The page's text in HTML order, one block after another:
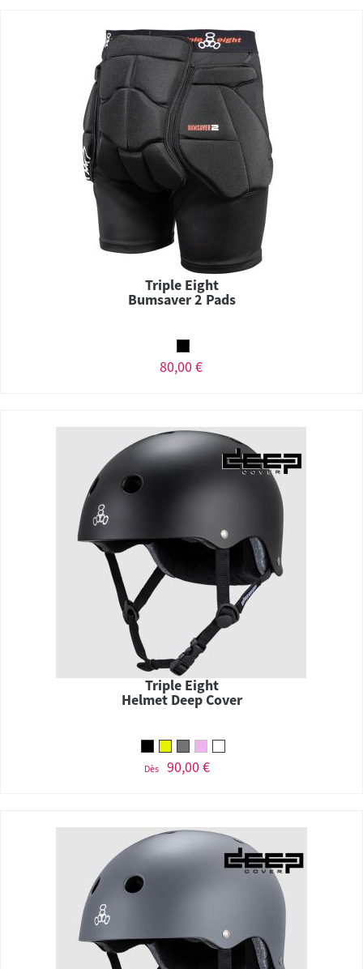
Triple Eight
Bumsaver 2 Pads
80,00 €
Triple Eight
Helmet Deep Cover
Dès 90,00 €